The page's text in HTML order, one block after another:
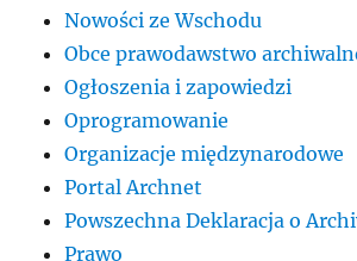
Nowości ze Wschodu
Obce prawodawstwo
Ogłoszenia i zapowiedzi
Oprogramowanie
Organizacje międzynarodowe
Portal Archnet
Powszechna Deklaracja o
Prawo